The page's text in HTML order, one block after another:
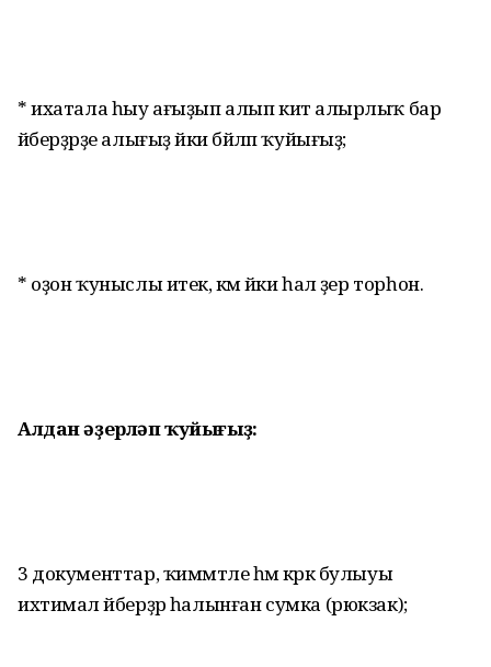
* ихатала һыу ағыҙып алып китә алырлыҡ бар
әйберҙәрҙе алығыҙ йәки бәйләп ҡуйығыҙ;
* оҙон ҡуныслы итек, кәмә йәки һал әҙер торһон.
Алданәҙерләп ҡуйығыҙ:
3 документтар, ҡиммәтле һәм кәрәк булыуы
ихтимал әйберҙәр һалынған сумка (рюкзак);